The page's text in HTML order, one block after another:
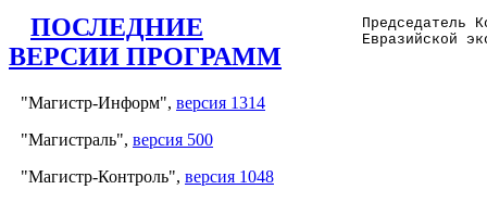
ПОСЛЕДНИЕ
ВЕРСИИ ПРОГРАММ
"Магистр-Информ", версия 1314
"Магистраль", версия 500
"Магистр-Контроль", версия 1048